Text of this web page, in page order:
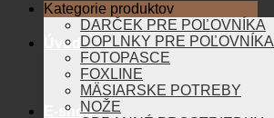
Úvod
E-shop
Kategorie produktov
DARČEK PRE POĽOVNÍKA
DOPLNKY PRE POĽOVNÍKA
FOTOPASCE
FOXLINE
MÄSIARSKE POTREBY
NOŽE